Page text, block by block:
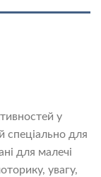
у
спеціально для
для малечі
увагу,